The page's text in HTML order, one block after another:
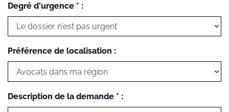
Degré d'urgence * :
Préférence de localisation :
Description de la demande * :